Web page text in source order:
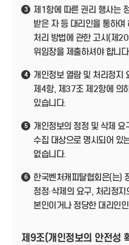
3
제1항에 따른 권리 행사는
받은 자 등 대리인을 통하여
처리 방법에 관한 고시(제
위임장을 제출하셔야 합니
4
개인정보 열람 및 처리정지
제4항, 제37조 제2항에 의
있습니다.
5
개인정보의 정정 및 삭제
수집 대상으로 명시되어 있
없습니다.
6
한국벤처캐피탈협회은(는)
정정·삭제의 요구, 처리정
본인이거나 정당한 대리인
제9조(개인정보의 안전성